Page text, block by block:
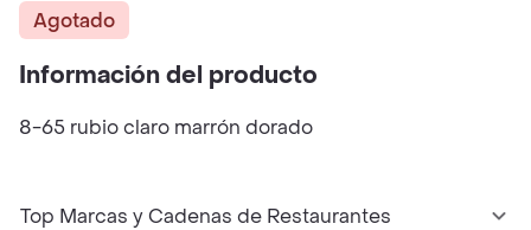
Agotado
Información del producto
8-65 rubio claro marrón dorado
Top Marcas y Cadenas de Restaurantes